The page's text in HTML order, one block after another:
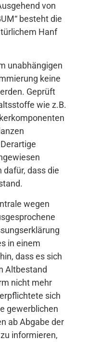
von
besteht die
Hanf
unabhängigen
keine
Geprüft
wie z.B.
dafür, dass die
wegen
in einem
dass es sich
Altbestand
nicht mehr
sich
gewerblichen
ab Abgabe der
informieren,